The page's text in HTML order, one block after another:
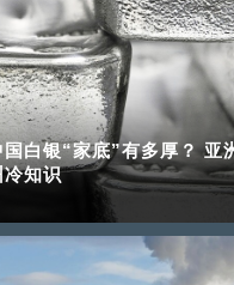
白银“家底”有多厚？ 亚
知识